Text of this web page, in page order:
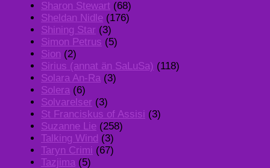
Sharon Stewart (68)
Sheldan Nidle (176)
Shining Star (3)
Simon Petrus (5)
Sion (2)
Sirius (annat än SaLuSa) (118)
Solara An-Ra (3)
Solera (6)
Solvarelser (3)
St Franciskus of Assisi (3)
Suzanne Lie (258)
Talking Wind (3)
Taryn Crimi (67)
Tazjima (5)